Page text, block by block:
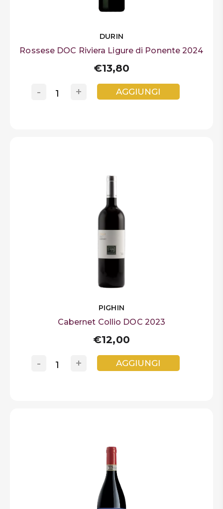
DURIN
Rossese DOC Riviera Ligure di Ponente 2024
€13,80
+
- AGGIUNGI
PIGHIN
Cabernet Collio DOC 2023
€12,00
+
- AGGIUNGI